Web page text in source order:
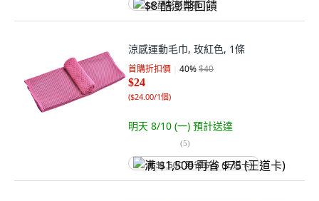
$8 酷澎幣回饋
涼感運動毛巾, 玫紅色, 1條
首購折扣價 40%$40
$24
($24.00/1個)
明天 8/10 (一) 預計送達
(5)
满 $1,500 再省 $75 (王道卡)